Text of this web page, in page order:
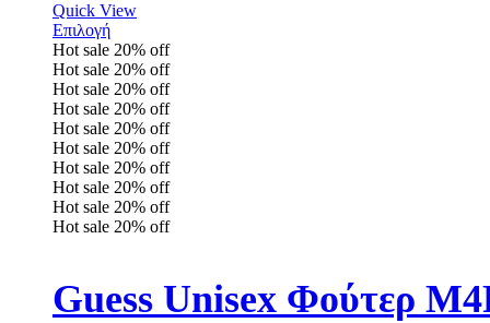
Quick View
Επιλογή
Hot sale 20% off
Hot sale 20% off
Hot sale 20% off
Hot sale 20% off
Hot sale 20% off
Hot sale 20% off
Hot sale 20% off
Hot sale 20% off
Hot sale 20% off
Hot sale 20% off
Guess Unisex Φούτερ